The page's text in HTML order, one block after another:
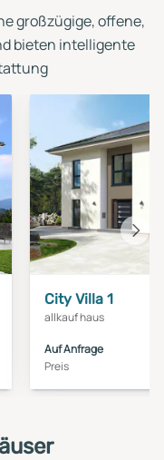
großzügige, offene,
bieten intelligente
City Villa 1
allkauf haus
Auf Anfrage
Preis